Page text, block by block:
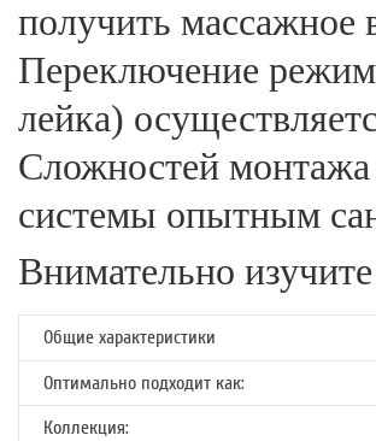
получить массажное
Переключение
лейка)
Сложностей монтажа
системы опытным
Внимательно
Общие характеристики
Оптимально подходит как:
Коллекция: